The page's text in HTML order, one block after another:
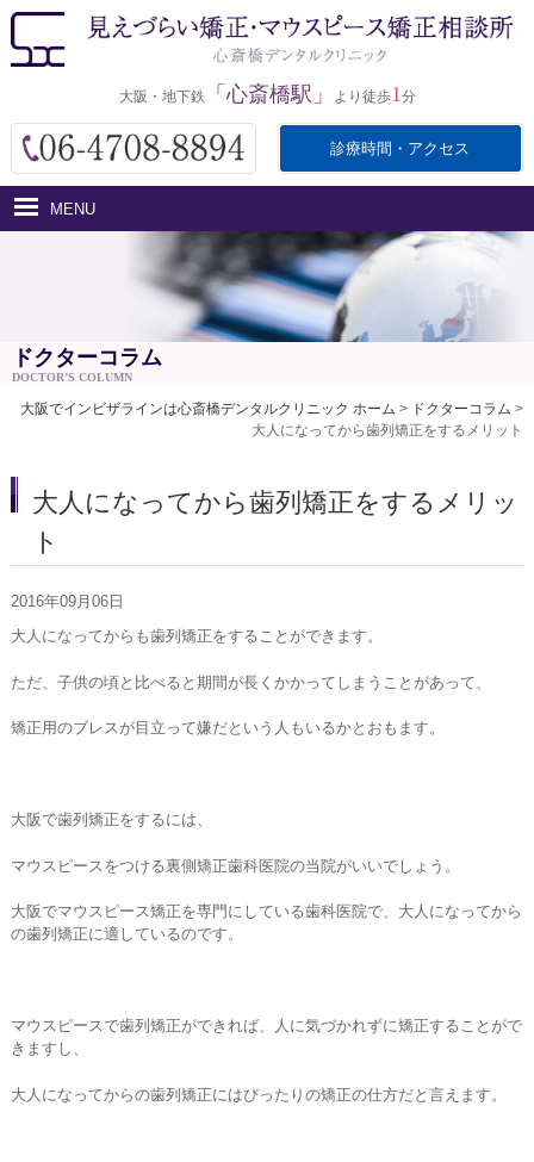
大阪・地下鉄 「心斎橋駅」 より徒歩1 分
診療時間・アクセス
MENU
ホーム
インビザラインとは
アクセス
ドクターコラム
DOCTOR’S COLUMN
大阪でインビザラインは心斎橋デンタルクリニック ホーム > ドクターコラム >
大人になってから歯列矯正をするメリット
大人になってから歯列矯正をするメリッ
ト
2016年09月06日
大人になってからも歯列矯正をすることができます。
ただ、子供の頃と比べると期間が長くかかってしまうことがあって、
矯正用のブレスが目立って嫌だという人もいるかとおもます。
大阪で歯列矯正をするには、
マウスピースをつける裏側矯正歯科医院の当院がいいでしょう。
大阪でマウスピース矯正を専門にしている歯科医院で、大人になってから
の歯列矯正に適しているのです。
マウスピースで歯列矯正ができれば、人に気づかれずに矯正することがで
きますし、
大人になってからの歯列矯正にはぴったりの矯正の仕方だと言えます。